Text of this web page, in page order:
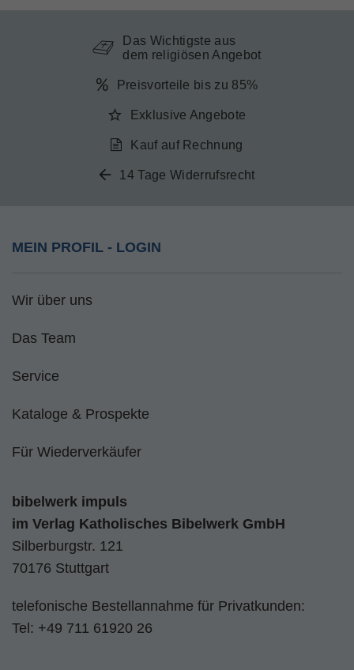
Das Wichtigste aus
dem religiösen Angebot
Preisvorteile bis zu 85%
Exklusive Angebote
Kauf auf Rechnung
14 Tage Widerrufsrecht
MEIN PROFIL - LOGIN
Wir über uns
Das Team
Service
Kataloge & Prospekte
Für Wiederverkäufer
bibelwerk impuls
im Verlag Katholisches Bibelwerk GmbH
Silberburgstr. 121
70176 Stuttgart
telefonische Bestellannahme für Privatkunden:
Tel: +49 711 61920 26